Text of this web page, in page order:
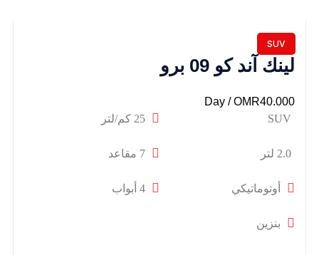
SUV
لينك آند كو 09 برو
OMR40.000
/ Day
SUV
25 كم/لتر
2.0 لتر 7 مقاعد
أوتوماتيكي 4 أبواب
بنزين